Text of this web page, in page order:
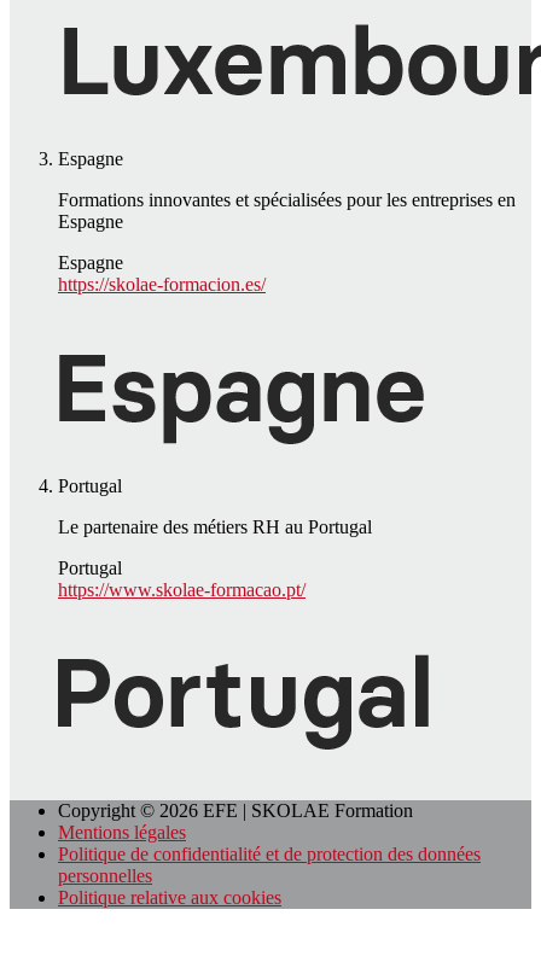
Espagne
Formations innovantes et spécialisées pour les entreprises en
Espagne
Espagne
https://skolae-formacion.es/
Portugal
Le partenaire des métiers RH au Portugal
Portugal
https://www.skolae-formacao.pt/
Copyright © 2026 EFE | SKOLAE Formation
Mentions légales
Politique de confidentialité et de protection des données
personnelles
Politique relative aux cookies